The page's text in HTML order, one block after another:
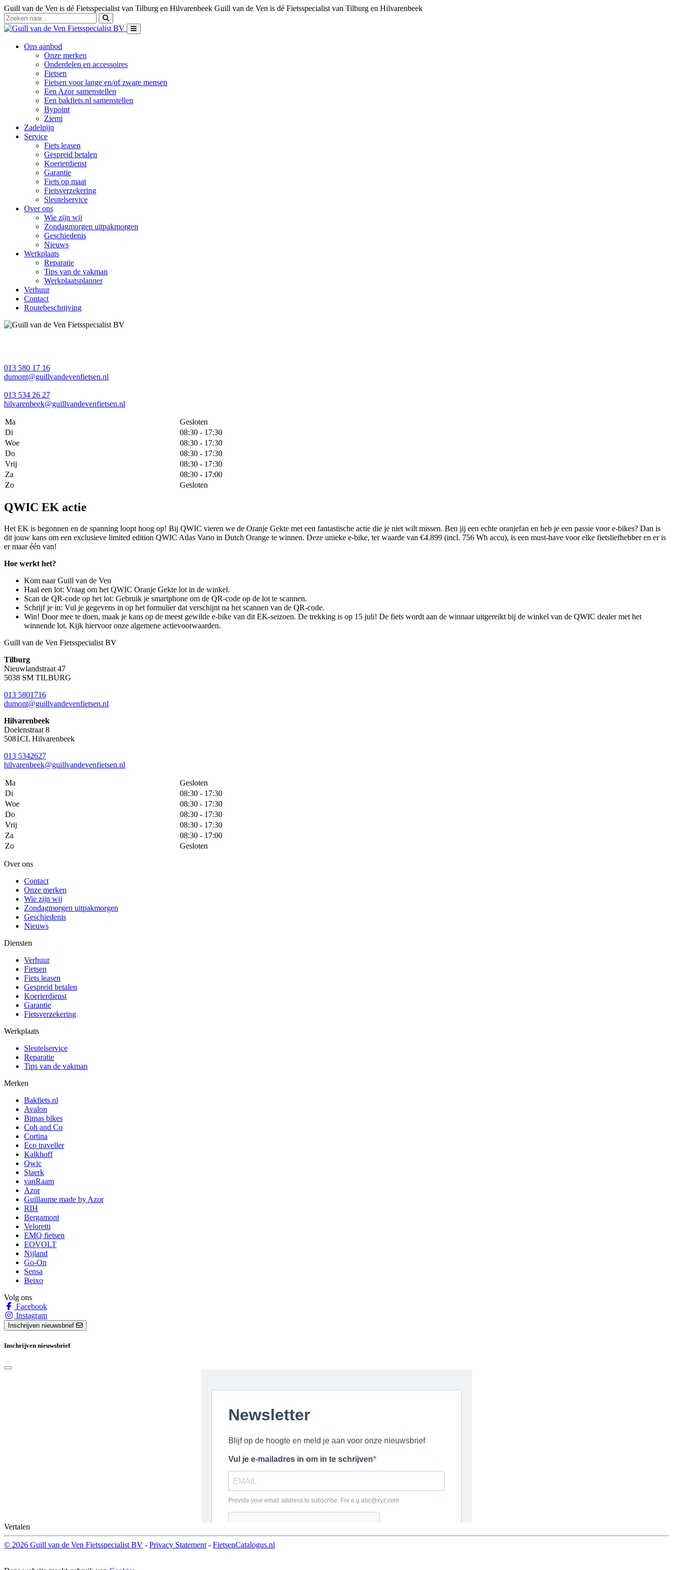
Guill van de Ven is dé Fietsspecialist van Tilburg en Hilvarenbeek Guill van de Ven is dé Fietsspecialist van Tilburg en Hilvarenbeek
Ons aanbod
Onze merken
Onderdelen en accessoires
Fietsen
Fietsen voor lange en/of zware mensen
Een Azor samenstellen
Een bakfiets.nl samenstellen
Bypoint
Ziemi
Zadelpijn
Service
Fiets leasen
Gespreid betalen
Koerierdienst
Garantie
Fiets op maat
Fietsverzekering
Sleutelservice
Over ons
Wie zijn wij
Zondagmorgen uitpakmorgen
Geschiedenis
Nieuws
Werkplaats
Reparatie
Tips van de vakman
Werkplaatsplanner
Verhuur
Contact
Routebeschrijving
013 580 17 16
dumont@guillvandevenfietsen.nl
013 534 26 27
hilvarenbeek@guillvandevenfietsen.nl
Ma
Gesloten
Di
08:30 - 17:30
Woe
08:30 - 17:30
Do
08:30 - 17:30
Vrij
08:30 - 17:30
Za
08:30 - 17:00
Zo
Gesloten
QWIC EK actie
Het EK is begonnen en de spanning loopt hoog op! Bij QWIC vieren we de Oranje Gekte met een fantastische actie die je niet wilt missen. Ben jij een echte oranjefan en heb je een passie voor e-bikes? Dan is
dit jouw kans om een exclusieve limited edition QWIC Atlas Vario in Dutch Orange te winnen. Deze unieke e-bike, ter waarde van €4.899 (incl. 756 Wh accu), is een must-have voor elke fietsliefhebber en er is
er maar één van!
Hoe werkt het?
Kom naar Guill van de Ven
Haal een lot: Vraag om het QWIC Oranje Gekte lot in de winkel.
Scan de QR-code op het lot: Gebruik je smartphone om de QR-code op de lot te scannen.
Schrijf je in: Vul je gegevens in op het formulier dat verschijnt na het scannen van de QR-code.
Win! Door mee te doen, maak je kans op de meest gewilde e-bike van dit EK-seizoen. De trekking is op 15 juli! De fiets wordt aan de winnaar uitgereikt bij de winkel van de QWIC dealer met het
winnende lot. Kijk hiervoor onze algemene actievoorwaarden.
Guill van de Ven Fietsspecialist BV
Tilburg
Nieuwlandstraat 47
5038 SM TILBURG
013 5801716
dumont@guillvandevenfietsen.nl
Hilvarenbeek
Doelenstraat 8
5081CL Hilvarenbeek
013 5342627
hilvarenbeek@guillvandevenfietsen.nl
Ma
Gesloten
Di
08:30 - 17:30
Woe
08:30 - 17:30
Do
08:30 - 17:30
Vrij
08:30 - 17:30
Za
08:30 - 17:00
Zo
Gesloten
Over ons
Contact
Onze merken
Wie zijn wij
Zondagmorgen uitpakmorgen
Geschiedenis
Nieuws
Diensten
Verhuur
Fietsen
Fiets leasen
Gespreid betalen
Koerierdienst
Garantie
Fietsverzekering
Werkplaats
Sleutelservice
Reparatie
Tips van de vakman
Merken
Bakfiets.nl
Avalon
Bimas bikes
Coh and Co
Cortina
Eco traveller
Kalkhoff
Qwic
Staerk
vanRaam
Azor
Guillaume made by Azor
RIH
Bergamont
Veloretti
EMQ fietsen
EOVOLT
Nijland
Go-On
Sensa
Beixo
Volg ons
Facebook
Instagram
Inschrijven nieuwsbrief
Inschrijven nieuwsbrief
Vertalen
© 2026 Guill van de Ven Fietsspecialist BV - Privacy Statement - FietsenCatalogus.nl